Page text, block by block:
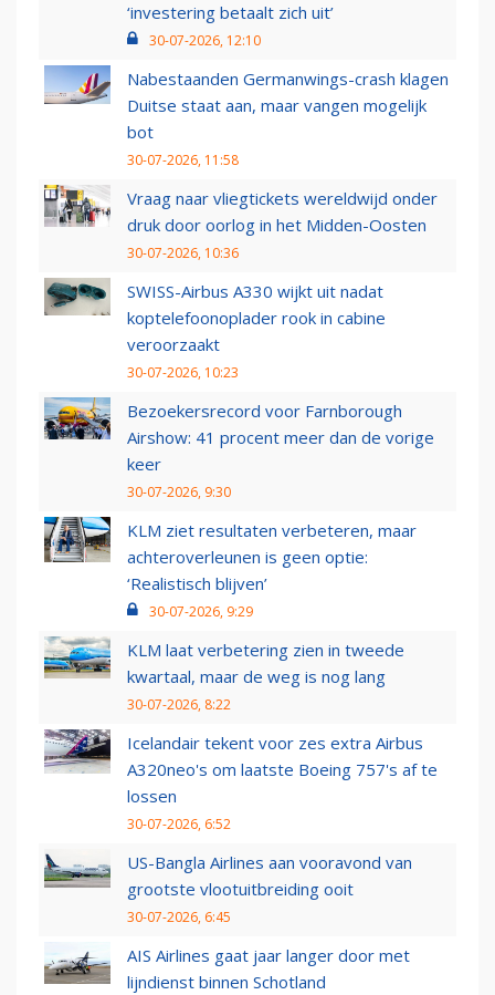
‘investering betaalt zich uit’
30-07-2026, 12:10
Nabestaanden Germanwings-crash klagen
Duitse staat aan, maar vangen mogelijk
bot
30-07-2026, 11:58
Vraag naar vliegtickets wereldwijd onder
druk door oorlog in het Midden-Oosten
30-07-2026, 10:36
SWISS-Airbus A330 wijkt uit nadat
koptelefoonoplader rook in cabine
veroorzaakt
30-07-2026, 10:23
Bezoekersrecord voor Farnborough
Airshow: 41 procent meer dan de vorige
keer
30-07-2026, 9:30
KLM ziet resultaten verbeteren, maar
achteroverleunen is geen optie:
‘Realistisch blijven’
30-07-2026, 9:29
KLM laat verbetering zien in tweede
kwartaal, maar de weg is nog lang
30-07-2026, 8:22
Icelandair tekent voor zes extra Airbus
A320neo's om laatste Boeing 757's af te
lossen
30-07-2026, 6:52
US-Bangla Airlines aan vooravond van
grootste vlootuitbreiding ooit
30-07-2026, 6:45
AIS Airlines gaat jaar langer door met
lijndienst binnen Schotland